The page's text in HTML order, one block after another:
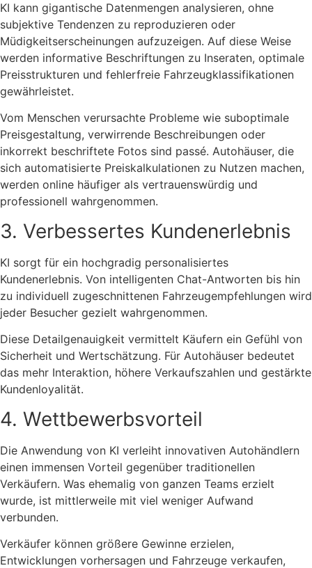
KI kann gigantische Datenmengen analysieren, ohne
subjektive Tendenzen zu reproduzieren oder
Müdigkeitserscheinungen aufzuzeigen. Auf diese Weise
werden informative Beschriftungen zu Inseraten, optimale
Preisstrukturen und fehlerfreie Fahrzeugklassifikationen
gewährleistet.
Vom Menschen verursachte Probleme wie suboptimale
Preisgestaltung, verwirrende Beschreibungen oder
inkorrekt beschriftete Fotos sind passé. Autohäuser, die
sich automatisierte Preiskalkulationen zu Nutzen machen,
werden online häufiger als vertrauenswürdig und
professionell wahrgenommen.
3. Verbessertes Kundenerlebnis
KI sorgt für ein hochgradig personalisiertes
Kundenerlebnis. Von intelligenten Chat-Antworten bis hin
zu individuell zugeschnittenen Fahrzeugempfehlungen wird
jeder Besucher gezielt wahrgenommen.
Diese Detailgenauigkeit vermittelt Käufern ein Gefühl von
Sicherheit und Wertschätzung. Für Autohäuser bedeutet
das mehr Interaktion, höhere Verkaufszahlen und gestärkte
Kundenloyalität.
4. Wettbewerbsvorteil
Die Anwendung von KI verleiht innovativen Autohändlern
einen immensen Vorteil gegenüber traditionellen
Verkäufern. Was ehemalig von ganzen Teams erzielt
wurde, ist mittlerweile mit viel weniger Aufwand
verbunden.
Verkäufer können größere Gewinne erzielen,
Entwicklungen vorhersagen und Fahrzeuge verkaufen,